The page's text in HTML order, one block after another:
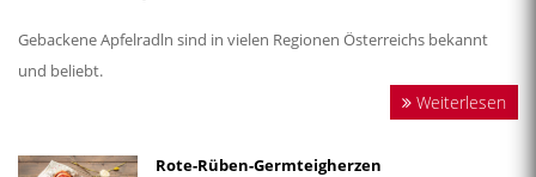
Gebackene Apfelradln sind in vielen Regionen Österreichs bekannt
und beliebt.
Weiterlesen
Rote-Rüben-Germteigherzen